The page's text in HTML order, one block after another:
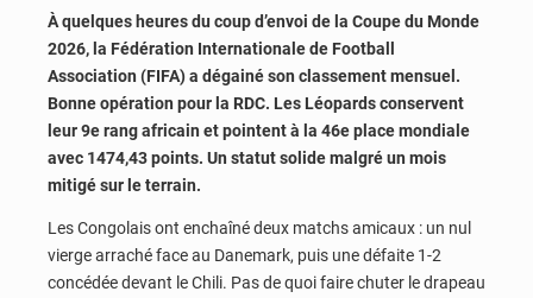
À quelques heures du coup d’envoi de la Coupe du Monde
2026, la Fédération Internationale de Football
Association (FIFA) a dégainé son classement mensuel.
Bonne opération pour la RDC. Les Léopards conservent
leur 9e rang africain et pointent à la 46e place mondiale
avec 1474,43 points. Un statut solide malgré un mois
mitigé sur le terrain.
Les Congolais ont enchaîné deux matchs amicaux : un nul
vierge arraché face au Danemark, puis une défaite 1-2
concédée devant le Chili. Pas de quoi faire chuter le drapeau